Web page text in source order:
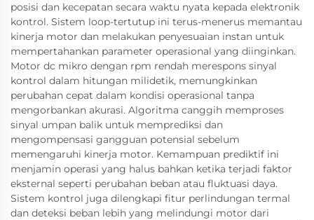
posisi dan kecepatan secara waktu nyata kepada elektronik
kontrol. Sistem loop-tertutup ini terus-menerus memantau
kinerja motor dan melakukan penyesuaian instan untuk
mempertahankan parameter operasional yang diinginkan.
Motor dc mikro dengan rpm rendah merespons sinyal
kontrol dalam hitungan milidetik, memungkinkan
perubahan cepat dalam kondisi operasional tanpa
mengorbankan akurasi. Algoritma canggih memproses
sinyal umpan balik untuk memprediksi dan
mengompensasi gangguan potensial sebelum
memengaruhi kinerja motor. Kemampuan prediktif ini
menjamin operasi yang halus bahkan ketika terjadi faktor
eksternal seperti perubahan beban atau fluktuasi daya.
Sistem kontrol juga dilengkapi fitur perlindungan termal
dan deteksi beban lebih yang melindungi motor dari